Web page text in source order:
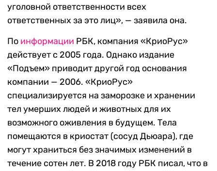
уголовной ответственности всех
ответственных за это лиц», — заявила она.
По информации РБК, компания «КриоРус»
действует с 2005 года. Однако издание
«Подъем» приводит другой год основания
компании — 2006. «КриоРус»
специализируется на заморозке и хранении
тел умерших людей и животных для их
возможного оживления в будущем. Тела
помещаются в криостат (сосуд Дьюара), где
могут храниться без значимых изменений в
течение сотен лет. В 2018 году РБК писал, что в